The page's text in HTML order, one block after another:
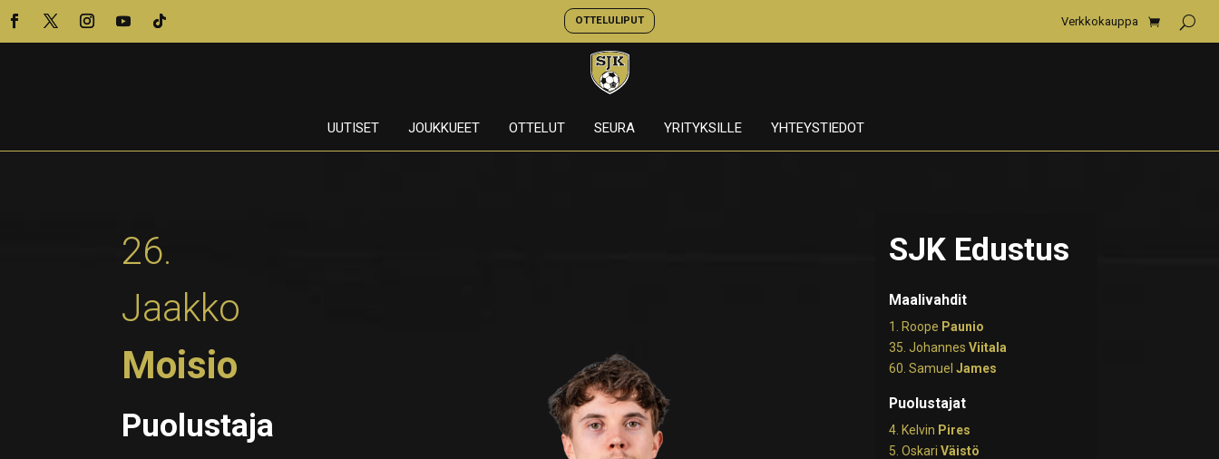
OTTELULIPUT Verkkokauppa
UUTISET JOUKKUEET OTTELUT SEURA YRITYKSILLE YHTEYSTIEDOT
26.
Jaakko
Moisio
Puolustaja
SJK Edustus
Maalivahdit
1. Roope Paunio
35. Johannes Viitala
60. Samuel James
Puolustajat
4. Kelvin Pires
5. Oskari Väistö